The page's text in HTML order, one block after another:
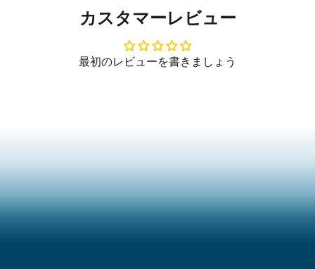
カスタマーレビュー
最初のレビューを書きましょう